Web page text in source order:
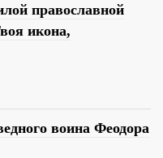
православной
икона,
воина Феодора